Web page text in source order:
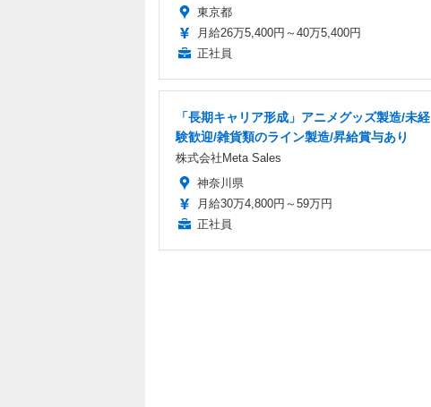
東京都
月給26万5,400円～40万5,400円
正社員
「長期キャリア形成」アニメグッズ製造/未経
験歓迎/雑貨類のライン製造/昇給賞与あり
株式会社Meta Sales
神奈川県
月給30万4,800円～59万円
正社員